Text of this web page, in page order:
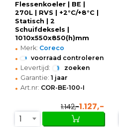
Flessenkoeler | BE |
270L | RVS | +2°C/+8°C |
Statisch | 2
Schuifdeksels |
1010x550x850(h)mm
• Merk: Coreco
• voorraad controleren
• Levertijd: zoeken
• Garantie: 1 jaar
• Art.nr: COR-BE-100-I
1.142,-1.127,-
1